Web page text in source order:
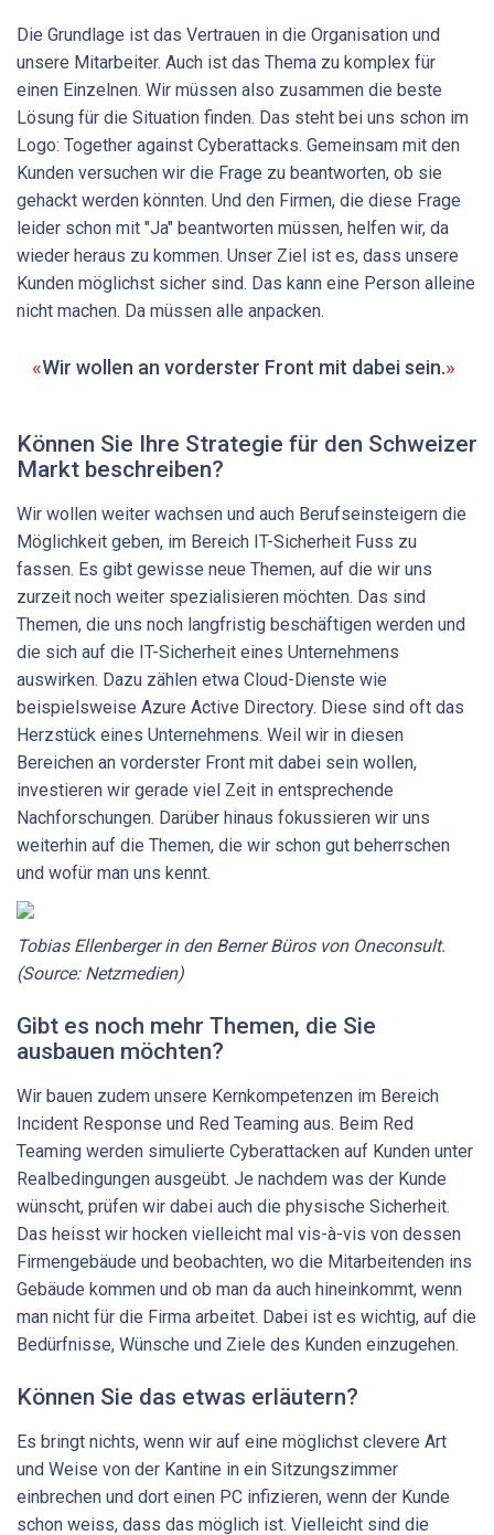
Die Grundlage ist das Vertrauen in die Organisation und
unsere Mitarbeiter. Auch ist das Thema zu komplex für
einen Einzelnen. Wir müssen also zusammen die beste
Lösung für die Situation finden. Das steht bei uns schon im
Logo: Together against Cyberattacks. Gemeinsam mit den
Kunden versuchen wir die Frage zu beantworten, ob sie
gehackt werden könnten. Und den Firmen, die diese Frage
leider schon mit "Ja" beantworten müssen, helfen wir, da
wieder heraus zu kommen. Unser Ziel ist es, dass unsere
Kunden möglichst sicher sind. Das kann eine Person alleine
nicht machen. Da müssen alle anpacken.
Wir wollen an vorderster Front mit dabei sein.
Können Sie Ihre Strategie für den Schweizer
Markt beschreiben?
Wir wollen weiter wachsen und auch Berufseinsteigern die
Möglichkeit geben, im Bereich IT-Sicherheit Fuss zu
fassen. Es gibt gewisse neue Themen, auf die wir uns
zurzeit noch weiter spezialisieren möchten. Das sind
Themen, die uns noch langfristig beschäftigen werden und
die sich auf die IT-Sicherheit eines Unternehmens
auswirken. Dazu zählen etwa Cloud-Dienste wie
beispielsweise Azure Active Directory. Diese sind oft das
Herzstück eines Unternehmens. Weil wir in diesen
Bereichen an vorderster Front mit dabei sein wollen,
investieren wir gerade viel Zeit in entsprechende
Nachforschungen. Darüber hinaus fokussieren wir uns
weiterhin auf die Themen, die wir schon gut beherrschen
und wofür man uns kennt.
Tobias Ellenberger in den Berner Büros von Oneconsult.
(Source: Netzmedien)
Gibt es noch mehr Themen, die Sie
ausbauen möchten?
Wir bauen zudem unsere Kernkompetenzen im Bereich
Incident Response und Red Teaming aus. Beim Red
Teaming werden simulierte Cyberattacken auf Kunden unter
Realbedingungen ausgeübt. Je nachdem was der Kunde
wünscht, prüfen wir dabei auch die physische Sicherheit.
Das heisst wir hocken vielleicht mal vis-à-vis von dessen
Firmengebäude und beobachten, wo die Mitarbeitenden ins
Gebäude kommen und ob man da auch hineinkommt, wenn
man nicht für die Firma arbeitet. Dabei ist es wichtig, auf die
Bedürfnisse, Wünsche und Ziele des Kunden einzugehen.
Können Sie das etwas erläutern?
Es bringt nichts, wenn wir auf eine möglichst clevere Art
und Weise von der Kantine in ein Sitzungszimmer
einbrechen und dort einen PC infizieren, wenn der Kunde
schon weiss, dass das möglich ist. Vielleicht sind die